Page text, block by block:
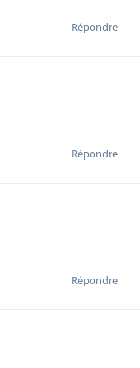
Répondre
Répondre
Répondre